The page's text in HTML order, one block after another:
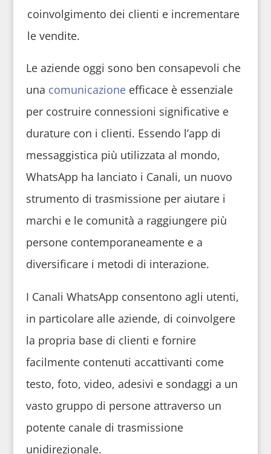
coinvolgimento dei clienti e incrementare
le vendite.
Le aziende oggi sono ben consapevoli che
una comunicazioneefficace è essenziale
per costruire connessioni significative e
durature con i clienti. Essendo l’app di
messaggistica più utilizzata al mondo,
WhatsApp ha lanciato i Canali, un nuovo
strumento di trasmissione per aiutare i
marchi e le comunità a raggiungere più
persone contemporaneamente e a
diversificare i metodi di interazione.
I Canali WhatsApp consentono agli utenti,
in particolare alle aziende, di coinvolgere
la propria base di clienti e fornire
facilmente contenuti accattivanti come
testo, foto, video, adesivi e sondaggi a un
vasto gruppo di persone attraverso un
potente canale di trasmissione
unidirezionale.